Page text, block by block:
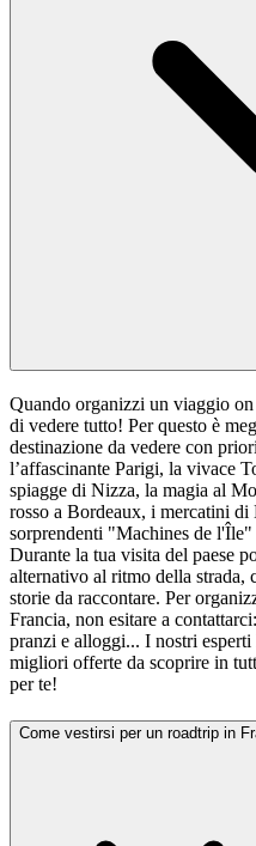
Quando organizzi un viaggio
di vedere tutto! Per questo è
destinazione da vedere con
l’affascinante Parigi, la vivace
spiagge di Nizza, la magia al
rosso a Bordeaux, i mercatini di
sorprendenti "Machines de l'Île"
Durante la tua visita del paese
alternativo al ritmo della strada,
storie da raccontare. Per
Francia, non esitare a
pranzi e alloggi... I nostri
migliori offerte da scoprire in
per te!
Come vestirsi per un roadtrip in